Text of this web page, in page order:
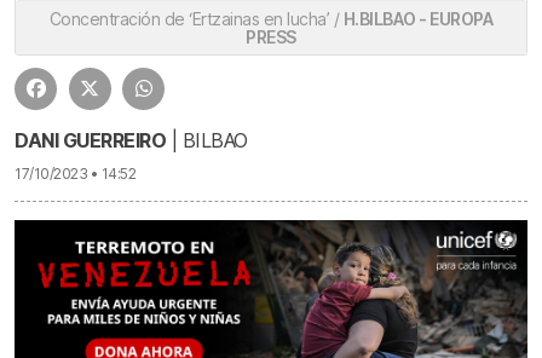
Concentración de ‘Ertzainas en lucha’ / H.BILBAO - EUROPA
PRESS
DANI GUERREIRO | BILBAO
17/10/2023 • 14:52